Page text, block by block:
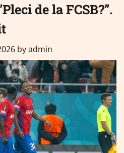
de la FCSB?”.
byadmin